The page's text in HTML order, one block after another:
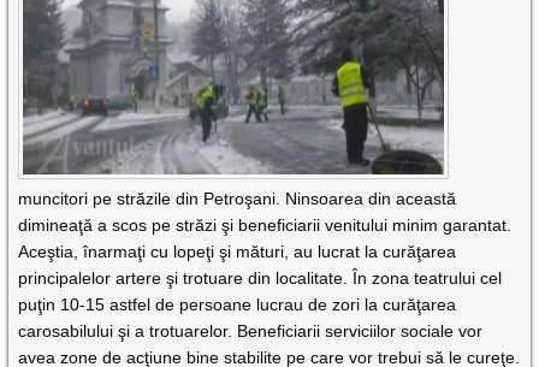
muncitori pe străzile din Petroşani. Ninsoarea din această
dimineaţă a scos pe străzi şi beneficiarii venitului minim garantat.
Aceştia, înarmaţi cu lopeţi şi mături, au lucrat la curăţarea
principalelor artere şi trotuare din localitate. În zona teatrului cel
puţin 10-15 astfel de persoane lucrau de zori la curăţarea
carosabilului şi a trotuarelor. Beneficiarii serviciilor sociale vor
avea zone de acţiune bine stabilite pe care vor trebui să le cureţe.